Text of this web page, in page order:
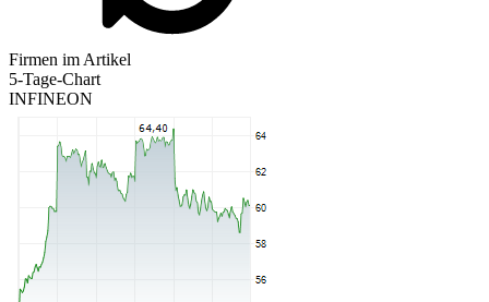
Firmen im Artikel
5-Tage-Chart
INFINEON